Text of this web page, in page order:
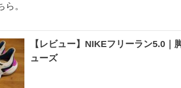
。
【レビュー】NIKEフリーラン5.0｜
ューズ